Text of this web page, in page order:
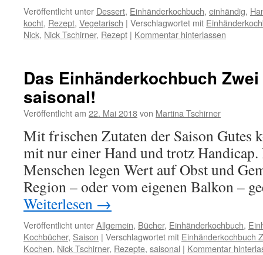
Veröffentlicht unter Dessert, Einhänderkochbuch, einhändig,
kocht, Rezept, Vegetarisch | Verschlagwortet mit
Nick, Nick Tschirner, Rezept | Kommentar hinterlassen
Das Einhänderkochbuch
saisonal!
Veröffentlicht am 22. Mai 2018von Martina Tschirner
Mit frischen Zutaten der Saison Gutes
mit nur einer Hand und trotz
Menschen legen Wert auf Obst und
Region – oder vom eigenen Balkon –
Weiterlesen →
Veröffentlicht unterAllgemein, Bücher, Einhänderkochbuch,
Kochbücher, Saison | Verschlagwortet mit Einhänderkochbuch
Kochen, Nick Tschirner, Rezepte, saisonal | Kommentar